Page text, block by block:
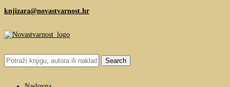
knjizara@novastvarnost.hr
Search
for: